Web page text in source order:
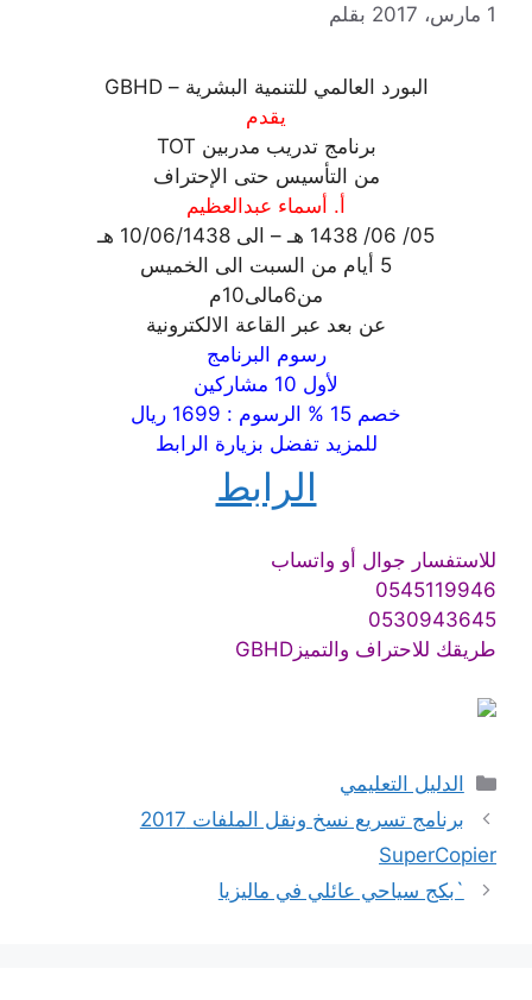
1 مارس، 2017 بقلم
البورد العالمي للتنمية البشرية – GBHD
يقدم
برنامج تدريب مدربين TOT
من التأسيس حتى الإحتراف
أ. أسماء عبدالعظيم
05/ 06/ 1438 هـ – الى 10/06/1438 هـ
5 أيام من السبت الى الخميس
من6مالى10م
عن بعد عبر القاعة الالكترونية
رسوم البرنامج
لأول 10 مشاركين
خصم 15 % الرسوم : 1699 ريال
للمزيد تفضل بزيارة الرابط
الرابط
للاستفسار جوال أو واتساب
0545119946
0530943645
طريقك للاحتراف والتميزGBHD
التصنيفات
الدليل التعليمي
برنامج تسريع نسخ ونقل الملفات 2017
SuperCopier
`بكج سياحي عائلي في ماليزيا